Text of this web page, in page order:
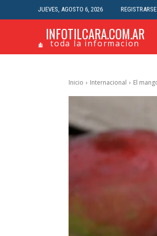
JUEVES, AGOSTO 6, 2026
INFOTILCARA.COM.AR
toda la informacion
Inicio Internacional El